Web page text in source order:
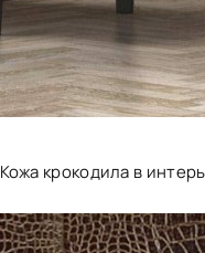
Кожа крокодила в